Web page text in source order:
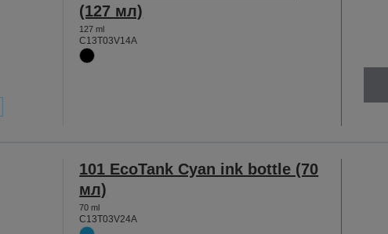
(127 мл)
127 ml
C13T03V14A
101 EcoTank Cyan ink bottle (70
мл)
70 ml
C13T03V24A